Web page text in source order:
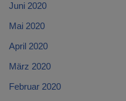
Juni 2020
Mai 2020
April 2020
März 2020
Februar 2020